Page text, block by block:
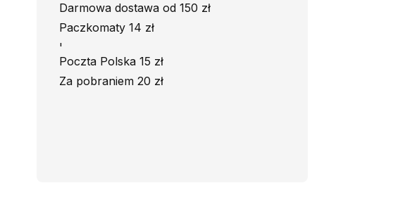
Darmowa dostawa od 150 zł
Paczkomaty 14 zł
'
Poczta Polska 15 zł
Za pobraniem 20 zł